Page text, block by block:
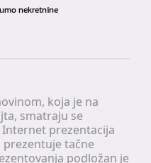
koja je na
smatraju se
prezentacija
prezentuje tačne
podložan je
nekretnine